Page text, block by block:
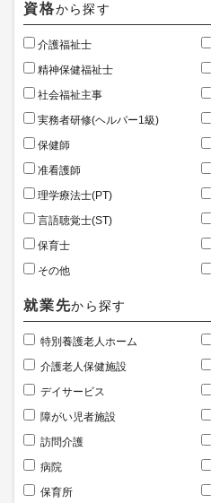
資格から探す
介護福祉士
精神保健福祉士
社会福祉主事
実務者研修(ヘルパー1級)
保健師
准看護師
理学療法士(PT)
言語聴覚士(ST)
保育士
その他
就業先から探す
特別養護老人ホーム
介護老人保健施設
デイサービス
障がい児者施設
訪問介護
病院
保育所